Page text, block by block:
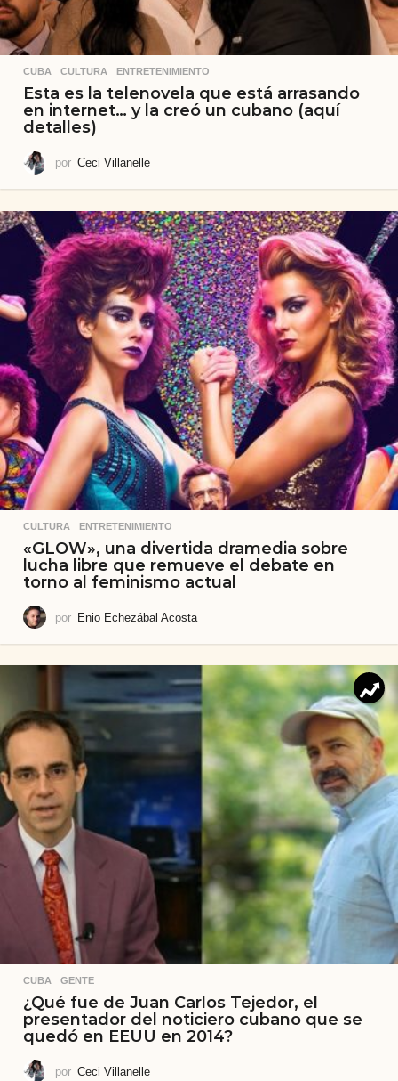
CUBA ,CULTURA ,ENTRETENIMIENTO
Esta es la telenovela que está arrasando
en internet… y la creó un cubano (aquí
detalles)
por Ceci Villanelle
CULTURA ,ENTRETENIMIENTO
«GLOW», una divertida dramedia sobre
lucha libre que remueve el debate en
torno al feminismo actual
por Enio Echezábal Acosta
CUBA ,GENTE
¿Qué fue de Juan Carlos Tejedor, el
presentador del noticiero cubano que se
quedó en EEUU en 2014?
por Ceci Villanelle